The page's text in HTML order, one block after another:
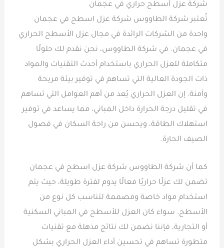
شركة عزل أسطح حراري في عجمان
تُعتبر شركة الطاووس شركة عزل اسطح في عجمان
واحدة من الشركات الرائدة في مجال عزل الأسطح الحراري
في عجمان. في شركة الطاووس، نحن نقدم لك حلولًا
متكاملة للعزل الحراري باستخدام أحدث التقنيات والمواد
ذات الجودة العالية التي تساهم في توفير بيئة مريحة
وآمنة. إن العزل الحراري يُعد من أهم العوامل التي تساهم
في تقليل درجة الحرارة داخل المباني، مما يساعد في توفير
استهلاك الطاقة، ويحسن من راحة السكان في فصول
الصيف الحارة.
كما أن شركة الطاووس شركة عزل اسطح في عجمان
تضمن لك عزلًا حراريًا فعالًا يدوم لفترة طويلة، حيث يتم
استخدام مواد خاصة ومصممة لتناسب كل نوع من
الأسطح. سواء كان العزل للأسطح في المباني السكنية
أو التجارية، فإننا نضمن لك نتائج مذهلة مع تقنيات
متطورة تساهم في تحسين أداء العزل الحراري بشكل